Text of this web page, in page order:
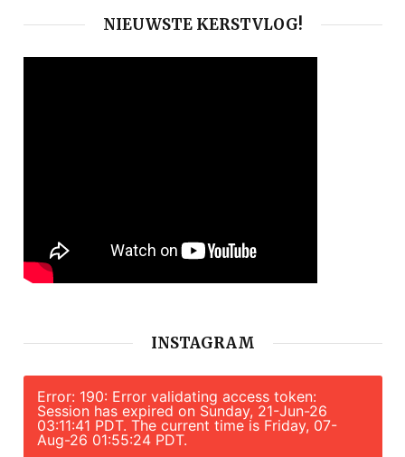
NIEUWSTE KERSTVLOG!
INSTAGRAM
Error: 190: Error validating access token:
Session has expired on Sunday, 21-Jun-26
03:11:41 PDT. The current time is Friday, 07-
Aug-26 01:55:24 PDT.